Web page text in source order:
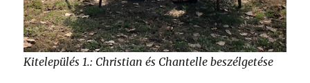
Kitelepülés 1.: Christian és Chantelle beszélgetése